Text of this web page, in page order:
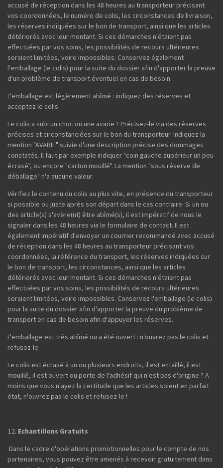
accusé de réception dans les 48 heures au transporteur précisant
vos coordonnées, le numéro de colis, les circonstances de livraison,
les réserves indiquées sur le bon de transport, ainsi que les articles
détériorés avec leur montant. Si ces démarches n'étaient pas
effectuées par vos soins, les possibilités de recours ultérieures
seraient limitées, voire impossibles. Conservez également
l'emballage (le colis) pour la suite du dossier afin d'apporter la preuve
d'un problème de transport éventuel en cas de besoin.
L'emballage est légèrement abîmé : indiquez des réserves et
acceptez le colis
Le colis a subi un choc ou une avarie ? Précisez-le via des réserves
précises et circonstanciées sur le bon du transporteur. Indiquez la
mention "AVARIE" suivie d'une description précise des dommages
constatés. Il faut par exemple indiquer "coin gauche supérieur un peu
écrasé", ou encore "carton mouillé". La mention "sous réserve de
déballage" n'a aucune valeur.
Vérifiez le contenu du colis au plus vite, en présence du transporteur
si possible ou juste après son départ dans le cas contraire. Si un ou
des article(s) s'avère(nt) être abîmé(s), il est impératif de nous le
signaler dans les 48 heures via le formulaire de contact. Il est
également impératif d'envoyer un courrier recommandé avec accusé
de réception dans les 48 heures au transporteur précisant vos
coordonnées, la référence du transport, les réserves indiquées sur
le bon de transport, les circonstances, ainsi que les articles
détériorés avec leur montant. Si ces démarches n'étaient pas
effectuées par vos soins, les possibilités de recours ultérieures
seraient limitées, voire impossibles. Conservez l'emballage (le colis)
pour la suite du dossier afin d'apporter la preuve du problème de
transport en cas de besoin afin d'appuyer les réserves.
L'emballage est très abîmé ou a été ouvert : n'ouvrez pas le colis et
refusez-le
Le colis est écrasé à un ou plusieurs endroits, il est entaillé, il est
mouillé, il est ouvert ou porte de l'adhésif qui n'est pas d'origine ? A
moins que vous n'ayez la certitude que les articles soient en parfait
état, n'ouvrez pas le colis et refusez-le !
Echantillons Gratuits
Dans le cadre d'opérations promotionnelles pour le compte de nos
partenaires, vous pouvez être amenés à recevoir gratuitement dans